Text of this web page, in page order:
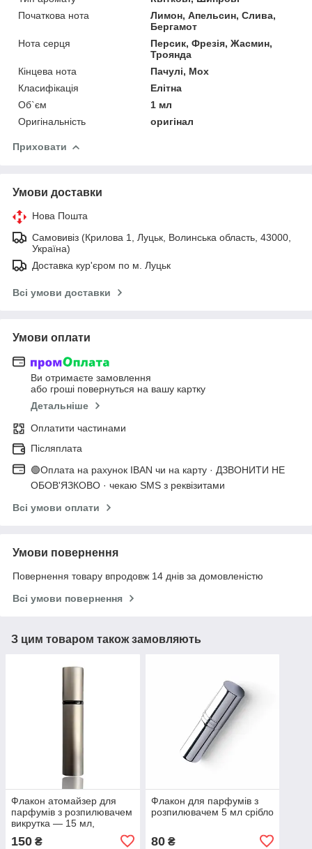
Початкова нота
Лимон, Апельсин, Слива,
Бергамот
Нота серця
Персик, Фрезія, Жасмин,
Троянда
Кінцева нота
Пачулі, Мох
Класифікація
Елітна
Об`єм
1 мл
Оригінальність
оригінал
Приховати
Умови доставки
Нова Пошта
Самовивіз (Крилова 1, Луцьк, Волинська область, 43000,
Україна)
Доставка кур'єром по м. Луцьк
Всі умови доставки
Умови оплати
Ви отримаєте замовлення
або гроші повернуться на вашу картку
Детальніше
Оплатити частинами
Післяплата
🟢Оплата на рахунок IBAN чи на карту · ДЗВОНИТИ НЕ
ОБОВ'ЯЗКОВО · чекаю SMS з реквізитами
Всі умови оплати
Умови повернення
Повернення товару впродовж 14 днів за домовленістю
Всі умови повернення
З цим товаром також замовляють
Флакон атомайзер для
парфумів з розпилювачем
викрутка — 15 мл,
150 ₴
Флакон для парфумів з
розпилювачем 5 мл срібло
80₴